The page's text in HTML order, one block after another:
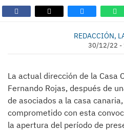
REDACCIÓN,
30/12/22 -
La actual dirección de la Casa
Fernando Rojas, después de
de asociados a la casa
comprometido con esta
la apertura del período de